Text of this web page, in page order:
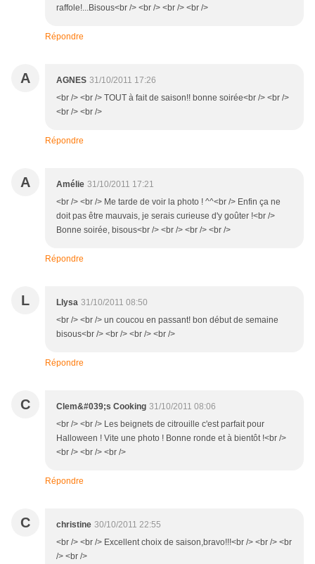
raffole!...Bisous<br /> <br /> <br /> <br />
Répondre
A AGNES 31/10/2011 17:26
<br /> <br /> TOUT à fait de saison!! bonne soirée<br /> <br />
<br /> <br />
Répondre
A Amélie 31/10/2011 17:21
<br /> <br /> Me tarde de voir la photo ! ^^<br /> Enfin ça ne
doit pas être mauvais, je serais curieuse d'y goûter !<br />
Bonne soirée, bisous<br /> <br /> <br /> <br />
Répondre
L Llysa 31/10/2011 08:50
<br /> <br /> un coucou en passant! bon début de semaine
bisous<br /> <br /> <br /> <br />
Répondre
C Clem&#039;s Cooking 31/10/2011 08:06
<br /> <br /> Les beignets de citrouille c'est parfait pour
Halloween ! Vite une photo ! Bonne ronde et à bientôt !<br />
<br /> <br /> <br />
Répondre
C christine 30/10/2011 22:55
<br /> <br /> Excellent choix de saison,bravo!!!<br /> <br /> <br
/> <br />